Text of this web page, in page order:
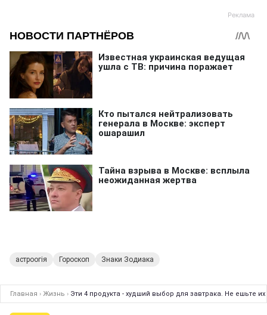
астроогія Гороскоп Знаки Зодиака
Главная › Жизнь › Эти 4 продукта - худший выбор для завтрака. Не ешьте